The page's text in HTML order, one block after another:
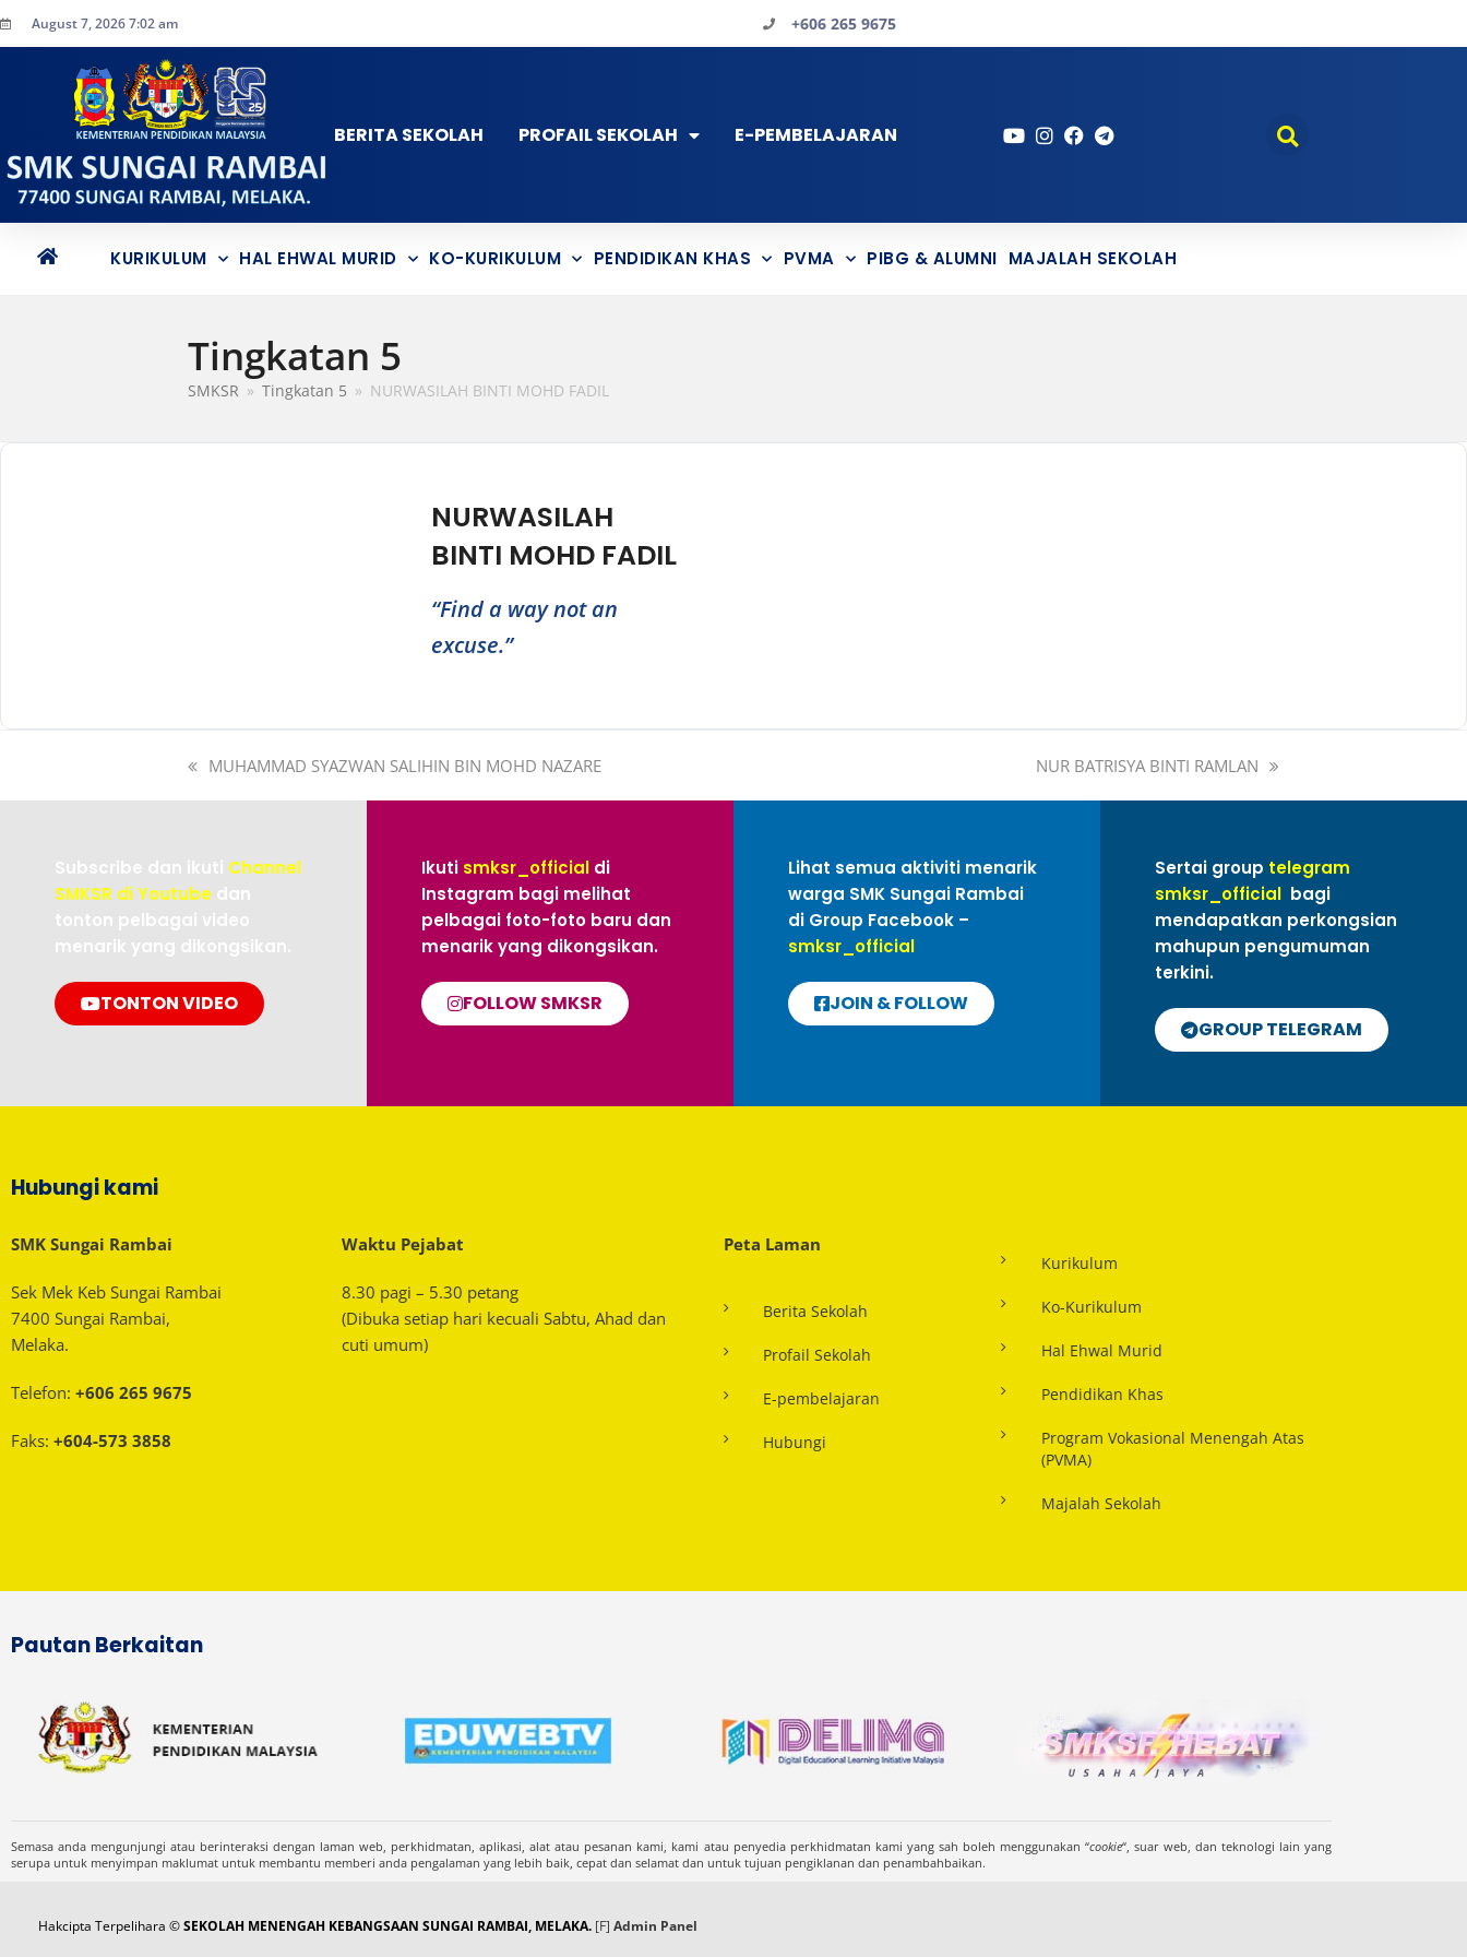
August 7, 2026 7:02 am +606 265 9675
BERITA SEKOLAH PROFAIL SEKOLAH E-PEMBELAJARAN
KURIKULUM HAL EHWAL MURID KO-KURIKULUM PENDIDIKAN KHAS PVMA PIBG & ALUMNI MAJALAH SEKOLAH
Tingkatan 5
SMKSR » Tingkatan 5 » NURWASILAH BINTI MOHD FADIL
NURWASILAH
BINTI MOHD FADIL
“Find a way not an
excuse.”
MUHAMMAD SYAZWAN SALIHIN BIN MOHD NAZARE NUR BATRISYA BINTI RAMLAN
Subscribe dan ikuti Channel
SMKSR di Youtube dan
tonton pelbagai video
menarik yang dikongsikan.
TONTON VIDEO
Ikuti smksr_official di
Instagram bagi melihat
pelbagai foto-foto baru dan
menarik yang dikongsikan.
FOLLOW SMKSR
Lihat semua aktiviti menarik
warga SMK Sungai Rambai
di Group Facebook –
smksr_official
JOIN & FOLLOW
Sertai group telegram
smksr_official bagi
mendapatkan perkongsian
mahupun pengumuman
terkini.
GROUP TELEGRAM
Hubungi kami
SMK Sungai Rambai
Sek Mek Keb Sungai Rambai
7400 Sungai Rambai,
Melaka.
Telefon: +606 265 9675
Faks: +604-573 3858
Waktu Pejabat
8.30 pagi – 5.30 petang
(Dibuka setiap hari kecuali Sabtu, Ahad dan
cuti umum)
Peta Laman
Berita Sekolah
Profail Sekolah
E-pembelajaran
Hubungi
Kurikulum
Ko-Kurikulum
Hal Ehwal Murid
Pendidikan Khas
Program Vokasional Menengah Atas
(PVMA)
Majalah Sekolah
Pautan Berkaitan
Semasa anda mengunjungi atau berinteraksi dengan laman web, perkhidmatan, aplikasi, alat atau pesanan kami, kami atau penyedia perkhidmatan kami yang sah boleh menggunakan “cookie“, suar web, dan teknologi lain yang
serupa untuk menyimpan maklumat untuk membantu memberi anda pengalaman yang lebih baik, cepat dan selamat dan untuk tujuan pengiklanan dan penambahbaikan.
Hakcipta Terpelihara ©SEKOLAH MENENGAH KEBANGSAAN SUNGAI RAMBAI, MELAKA. [F] Admin Panel